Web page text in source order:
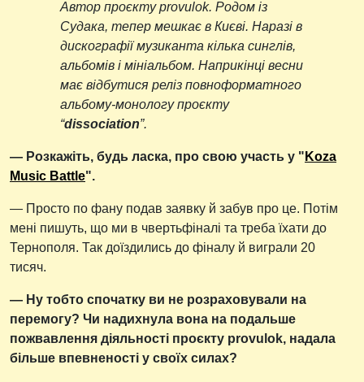
Автор проєкту provulok. Родом із
Судака, тепер мешкає в Києві. Наразі в
дискографії музиканта кілька синглів,
альбомів і мініальбом. Наприкінці весни
має відбутися реліз повноформатного
альбому-монологу проєкту
“dissociation”.
— Розкажіть, будь ласка, про свою участь у " Koza
Music Battle".
— Просто по фану подав заявку й забув про це. Потім
мені пишуть, що ми в чвертьфіналі та треба їхати до
Тернополя. Так доїздились до фіналу й виграли 20
тисяч.
— Ну тобто спочатку ви не розраховували на
перемогу? Чи надихнула вона на подальше
пожвавлення діяльності проєкту provulok, надала
більше впевненості у своїх силах?